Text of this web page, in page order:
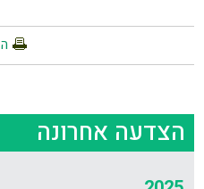
הצדעה אחרונה